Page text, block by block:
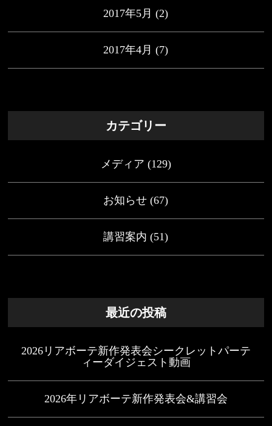
2017年5月 (2)
2017年4月 (7)
カテゴリー
メディア (129)
お知らせ (67)
講習案内 (51)
最近の投稿
2026リアボーテ新作発表会シークレットパーテ
ィーダイジェスト動画
2026年リアボーテ新作発表会&講習会